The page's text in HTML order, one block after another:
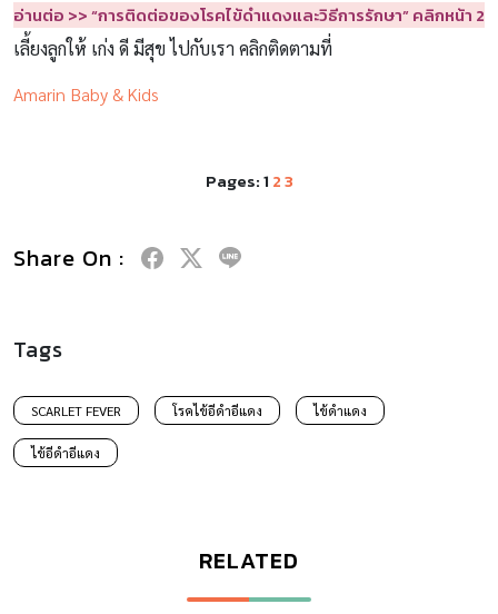
อ่านต่อ >>“การติดต่อของโรคไข้ดำแดงและวิธีการรักษา” คลิกหน้า 2
เลี้ยงลูกให้ เก่ง ดี มีสุข ไปกับเรา คลิกติดตามที่
Amarin Baby & Kids
Pages:1 23
Share On :
Tags
SCARLET FEVER โรคไข้อีดำอีแดง ไข้ดำแดง
ไข้อีดำอีแดง
RELATED